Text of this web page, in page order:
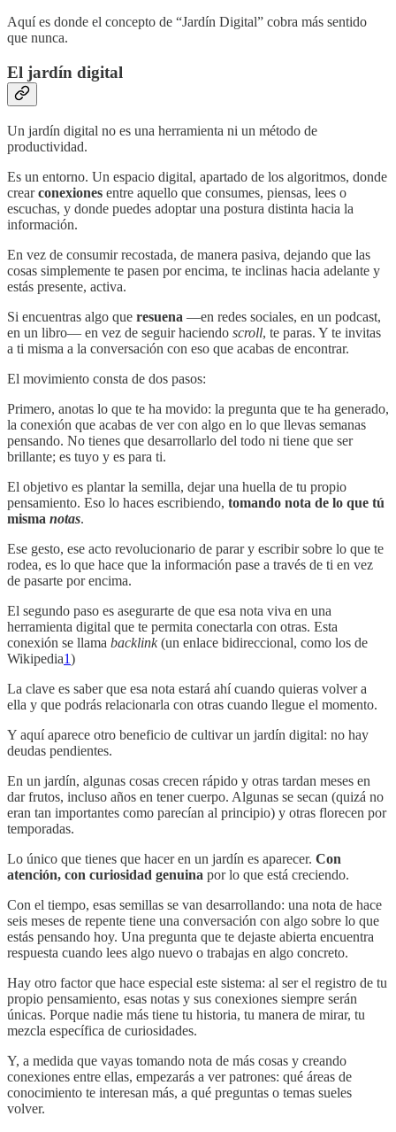
Aquí es donde el concepto de “Jardín Digital” cobra más sentido
que nunca.
El jardín digital
Un jardín digital no es una herramienta ni un método de
productividad.
Es un entorno. Un espacio digital, apartado de los algoritmos, donde
crearconexiones entre aquello que consumes, piensas, lees o
escuchas, y donde puedes adoptar una postura distinta hacia la
información.
En vez de consumir recostada, de manera pasiva, dejando que las
cosas simplemente te pasen por encima, te inclinas hacia adelante y
estás presente, activa.
Si encuentras algo que resuena —en redes sociales, en un podcast,
en un libro— en vez de seguir haciendo scroll, te paras. Y te invitas
a ti misma a la conversación con eso que acabas de encontrar.
El movimiento consta de dos pasos:
Primero, anotas lo que te ha movido: la pregunta que te ha generado,
la conexión que acabas de ver con algo en lo que llevas semanas
pensando. No tienes que desarrollarlo del todo ni tiene que ser
brillante; es tuyo y es para ti.
El objetivo es plantar la semilla, dejar una huella de tu propio
pensamiento. Eso lo haces escribiendo, tomando nota de lo que tú
misma notas.
Ese gesto, ese acto revolucionario de parar y escribir sobre lo que te
rodea, es lo que hace que la información pase a través de ti en vez
de pasarte por encima.
El segundo paso es asegurarte de que esa nota viva en una
herramienta digital que te permita conectarla con otras. Esta
conexión se llama backlink(un enlace bidireccional, como los de
Wikipedia1)
La clave es saber que esa nota estará ahí cuando quieras volver a
ella y que podrás relacionarla con otras cuando llegue el momento.
Y aquí aparece otro beneficio de cultivar un jardín digital: no hay
deudas pendientes.
En un jardín, algunas cosas crecen rápido y otras tardan meses en
dar frutos, incluso años en tener cuerpo. Algunas se secan (quizá no
eran tan importantes como parecían al principio) y otras florecen por
temporadas.
Lo único que tienes que hacer en un jardín es aparecer. Con
atención, con curiosidad genuina por lo que está creciendo.
Con el tiempo, esas semillas se van desarrollando: una nota de hace
seis meses de repente tiene una conversación con algo sobre lo que
estás pensando hoy. Una pregunta que te dejaste abierta encuentra
respuesta cuando lees algo nuevo o trabajas en algo concreto.
Hay otro factor que hace especial este sistema: al ser el registro de tu
propio pensamiento, esas notas y sus conexiones siempre serán
únicas. Porque nadie más tiene tu historia, tu manera de mirar, tu
mezcla específica de curiosidades.
Y, a medida que vayas tomando nota de más cosas y creando
conexiones entre ellas, empezarás a ver patrones: qué áreas de
conocimiento te interesan más, a qué preguntas o temas sueles
volver.